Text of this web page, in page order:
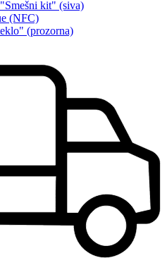
kit" (siva)
(NFC)
(prozorna)